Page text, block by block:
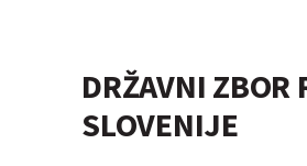
DRŽAVNI ZBOR
SLOVENIJE